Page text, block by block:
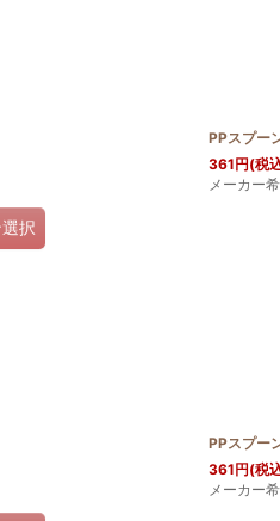
択
PPスプー
361円(税
メーカー
PPスプー
361円(税
メーカー